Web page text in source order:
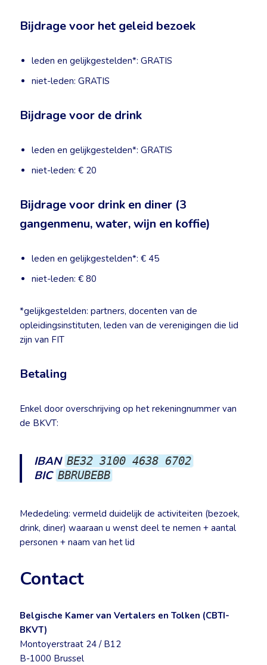
Bijdrage voor het geleid bezoek
leden en gelijkgestelden*: GRATIS
niet-leden: GRATIS
Bijdrage voor de drink
leden en gelijkgestelden*: GRATIS
niet-leden: € 20
Bijdrage voor drink en diner (3
gangenmenu, water, wijn en koffie)
leden en gelijkgestelden*: € 45
niet-leden: € 80
*gelijkgestelden: partners, docenten van de
opleidingsinstituten, leden van de verenigingen die lid
zijn van FIT
Betaling
Enkel door overschrijving op het rekeningnummer van
de BKVT:
IBAN BE32 3100 4638 6702
BIC BBRUBEBB
Mededeling: vermeld duidelijk de activiteiten (bezoek,
drink, diner) waaraan u wenst deel te nemen + aantal
personen + naam van het lid
Contact
Belgische Kamer van Vertalers en Tolken (CBTI-
BKVT)
Montoyerstraat 24 / B12
B-1000 Brussel